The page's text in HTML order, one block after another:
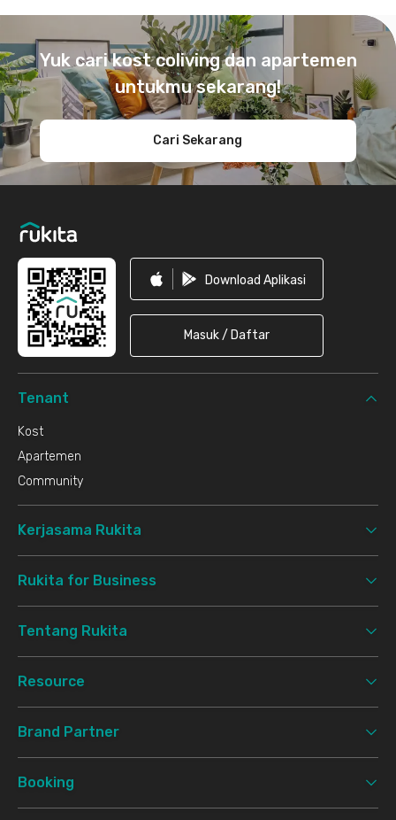
Yuk cari kost coliving dan apartemen
untukmu sekarang!
Cari Sekarang
Download Aplikasi
Masuk / Daftar
Tenant
Kost
Apartemen
Community
Kerjasama Rukita
Rukita for Business
Tentang Rukita
Resource
Brand Partner
Booking